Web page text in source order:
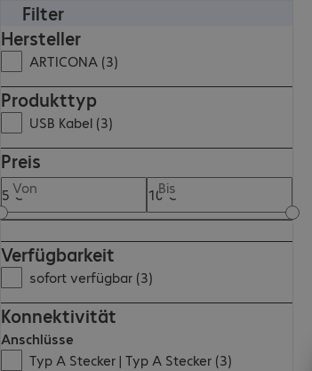
Filter
Hersteller
ARTICONA (3)
Produkttyp
USB Kabel (3)
Preis
Von Bis
Verfügbarkeit
sofort verfügbar (3)
Konnektivität
Anschlüsse
Typ A Stecker | Typ A Stecker (3)